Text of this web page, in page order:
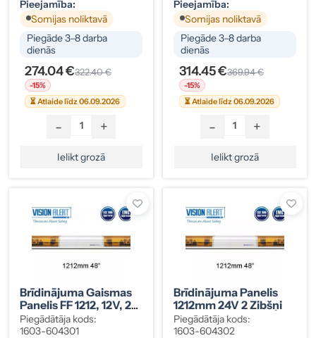
Pieejamība:
Somijas noliktavā
Piegāde 3–8 darba
dienās
274.04 €322.40 €
-15%
⏳ Atlaide līdz 06.09.2026
- +
Ielikt grozā
Pieejamība:
Somijas noliktavā
Piegāde 3–8 darba
dienās
314.45 €369.94 €
-15%
⏳ Atlaide līdz 06.09.2026
- +
Ielikt grozā
Brīdinājuma Gaismas
Panelis FF 1212, 12V, 2
Sekcijas
Piegādātāja kods:
1603-604301
Brīdinājuma Panelis
1212mm 24V 2 Zibšņi
Piegādātāja kods:
1603-604302